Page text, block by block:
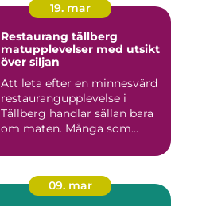
19. mar
Restaurang tällberg
matupplevelser med utsikt
över siljan
Att leta efter en minnesvärd
restaurangupplevelse i
Tällberg handlar sällan bara
om maten. Många som...
09. mar